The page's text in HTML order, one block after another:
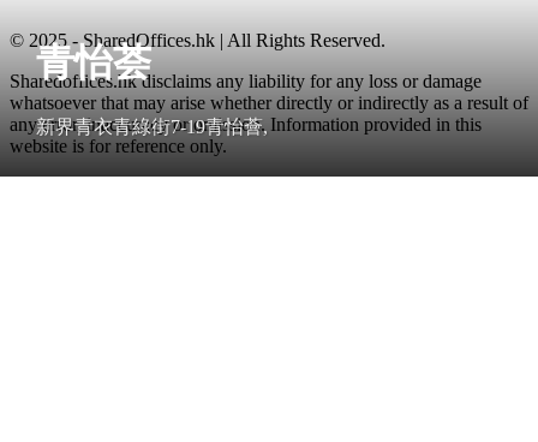
青怡荟
新界青衣青綠街7-19青怡薈,
© 2025 - SharedOffices.hk | All Rights Reserved.
Sharedoffices.hk disclaims any liability for any loss or damage
whatsoever that may arise whether directly or indirectly as a result of
any error, inaccuracy or omission. Information provided in this
website is for reference only.